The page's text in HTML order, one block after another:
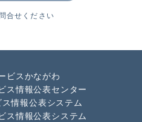
合せください
ビスかながわ
ス情報公表センター
情報公表システム
ス情報公表システム